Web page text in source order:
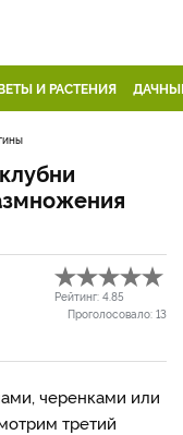
И РАСТЕНИЯ
Рейтинг: 4.85
Проголосовало: 13
черенками или
третий